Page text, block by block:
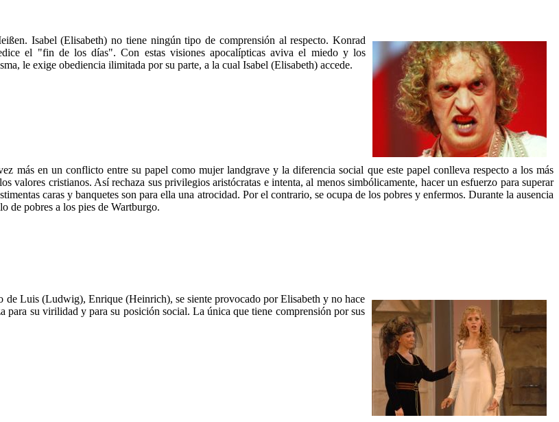
Isabel (Elisabeth) no tiene ningún tipo de comprensión al respecto. Konrad
el "fin de los días". Con estas visiones apocalípticas aviva el miedo y los
le exige obediencia ilimitada por su parte, a la cual Isabel (Elisabeth) accede.
más en un conflicto entre su papel como mujer landgrave y la diferencia social que este papel conlleva respecto a los más
valores cristianos. Así rechaza sus privilegios aristócratas e intenta, al menos simbólicamente, hacer un esfuerzo para superar
caras y banquetes son para ella una atrocidad. Por el contrario, se ocupa de los pobres y enfermos. Durante la ausencia
de pobres a los pies de Wartburgo.
de Luis (Ludwig), Enrique (Heinrich), se siente provocado por Elisabeth y no hace
para su virilidad y para su posición social. La única que tiene comprensión por sus